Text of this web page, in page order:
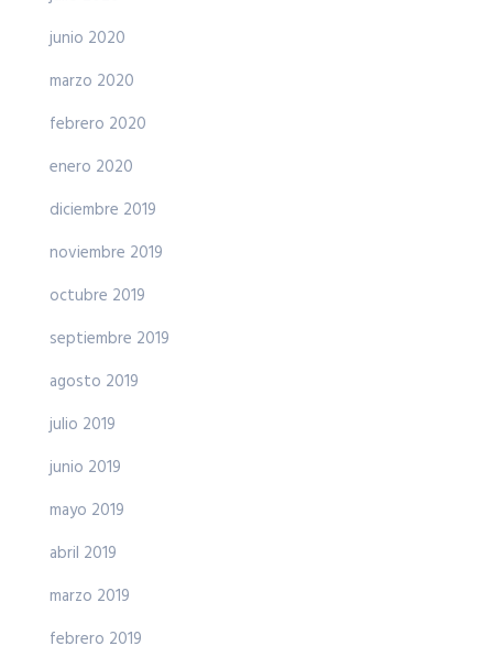
junio 2020
marzo 2020
febrero 2020
enero 2020
diciembre 2019
noviembre 2019
octubre 2019
septiembre 2019
agosto 2019
julio 2019
junio 2019
mayo 2019
abril 2019
marzo 2019
febrero 2019